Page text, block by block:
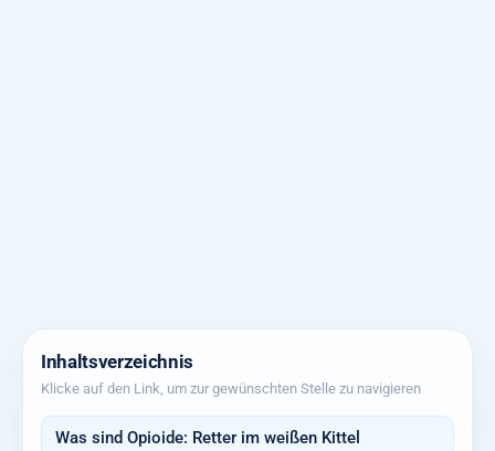
Inhaltsverzeichnis
Klicke auf den Link, um zur gewünschten Stelle zu navigieren
Was sind Opioide: Retter im weißen Kittel